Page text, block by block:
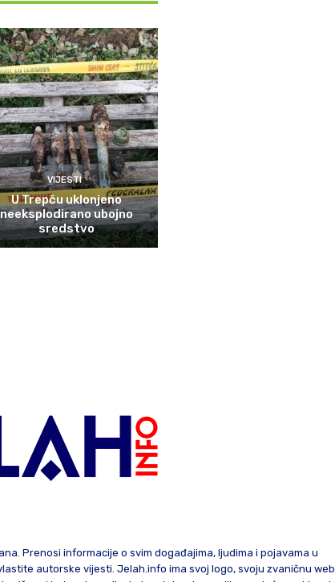
VIJESTI
U Trepču uklonjeno
neeksplodirano ubojno
sredstvo
Prenosi informacije o svim događajima, ljudima i pojavama u
autorske vijesti. Jelah.info ima svoj logo, svoju zvaničnu web